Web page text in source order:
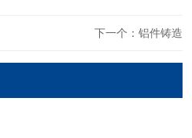
下一个：铝件铸造